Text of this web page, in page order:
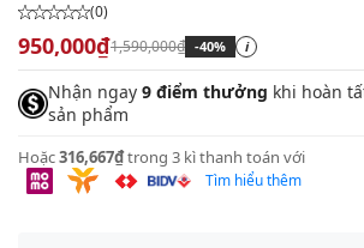
(0)
950,000₫1,590,000₫ -40% i
Nhận ngay 9 điểm thưởng khi hoàn
sản phẩm
Hoặc316,667₫trong 3 kì thanh toán với
Tìm hiểu thêm